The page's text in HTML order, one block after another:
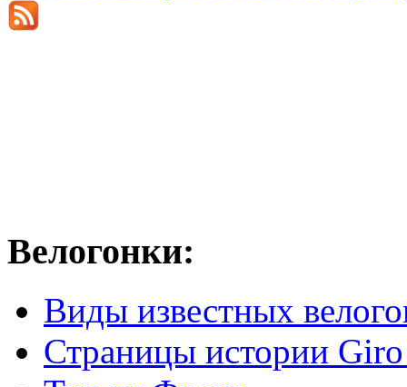
Велогонки:
Виды известных
Страницы истории